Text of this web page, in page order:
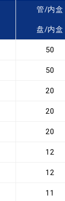
管/内盒
盘/内盒
50
50
20
20
20
12
12
11